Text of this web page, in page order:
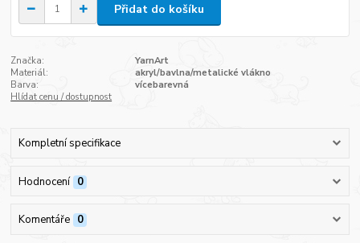
Přidat do košíku
Značka:
YarnArt
Materiál:
akryl/bavlna/metalické vlákno
Barva:
vícebarevná
Hlídat cenu / dostupnost
Kompletní specifikace
Hodnocení 0
Komentáře 0